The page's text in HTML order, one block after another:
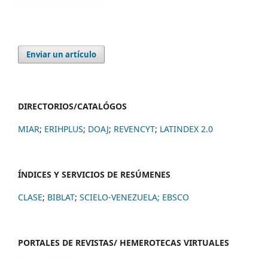
Enviar un artículo
DIRECTORIOS/CATALÓGOS
MIAR; ERIHPLUS; DOAJ; REVENCYT; LATINDEX 2.0
ÍNDICES Y SERVICIOS DE RESÚMENES
CLASE; BIBLAT; SCIELO-VENEZUELA; EBSCO
PORTALES DE REVISTAS/ HEMEROTECAS VIRTUALES